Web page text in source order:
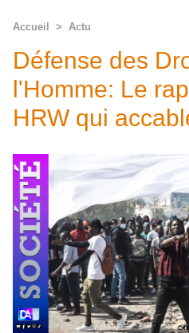
Accueil > Actu
Défense des
l'Homme: Le
HRW qui